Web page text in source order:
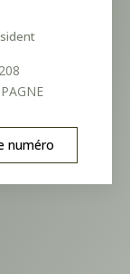
numéro